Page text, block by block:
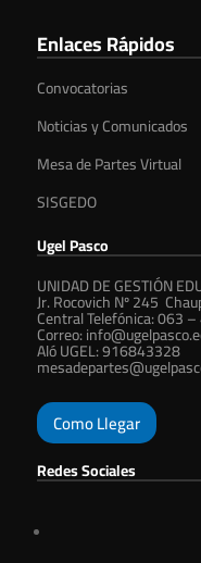
Enlaces Rápidos
Convocatorias
Noticias y Comunicados
Mesa de Partes Virtual
SISGEDO
Ugel Pasco
UNIDAD DE GESTIÓN
Jr. Rocovich Nº 245
Central Telefónica: 063
Correo:
Aló UGEL: 916843328
Como Llegar
Redes Sociales